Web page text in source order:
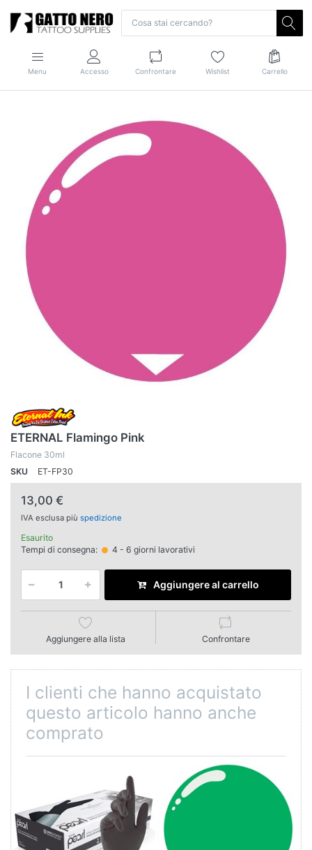
Menu Accesso Confrontare Wishlist Carrello
ETERNAL Flamingo Pink
Flacone 30ml
SKU
ET-FP30
13,00 €
IVA esclusa più spedizione
Esaurito
Tempi di consegna:
4 - 6 giorni lavorativi
Aggiungere al carrello
Aggiungere alla lista Confrontare
I clienti che hanno acquistato
questo articolo hanno anche
comprato